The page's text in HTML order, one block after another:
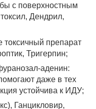
с поверхностным
Дендрил,
препарат
Тригерпин;
аденин:
даже в тех
устойчива к ИДУ;
Ганцикловир,